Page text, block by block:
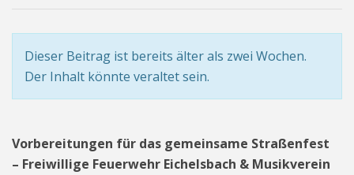
Dieser Beitrag ist bereits älter als zwei Wochen.
Der Inhalt könnte veraltet sein.
Vorbereitungen für das gemeinsame Straßenfest
– Freiwillige Feuerwehr Eichelsbach & Musikverein